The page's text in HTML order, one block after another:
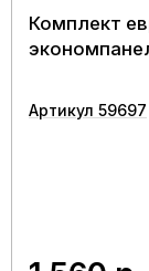
Комплект
Артикул 59697